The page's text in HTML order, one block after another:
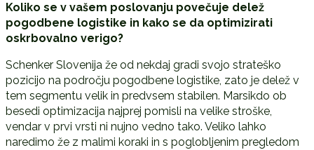
Koliko se v vašem poslovanju povečuje delež
pogodbene logistike in kako se da optimizirati
oskrbovalno verigo?
Schenker Slovenija že od nekdaj gradi svojo strateško
pozicijo na področju pogodbene logistike, zato je delež v
tem segmentu velik in predvsem stabilen. Marsikdo ob
besedi optimizacija najprej pomisli na velike stroške,
vendar v prvi vrsti ni nujno vedno tako. Veliko lahko
naredimo že z malimi koraki in s poglobljenim pregledom